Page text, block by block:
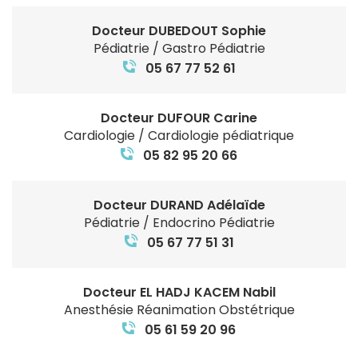
Docteur DUBEDOUT Sophie
Pédiatrie / Gastro Pédiatrie
05 67 77 52 61
Docteur DUFOUR Carine
Cardiologie / Cardiologie pédiatrique
05 82 95 20 66
Docteur DURAND Adélaïde
Pédiatrie / Endocrino Pédiatrie
05 67 77 51 31
Docteur EL HADJ KACEM Nabil
Anesthésie Réanimation Obstétrique
05 61 59 20 96